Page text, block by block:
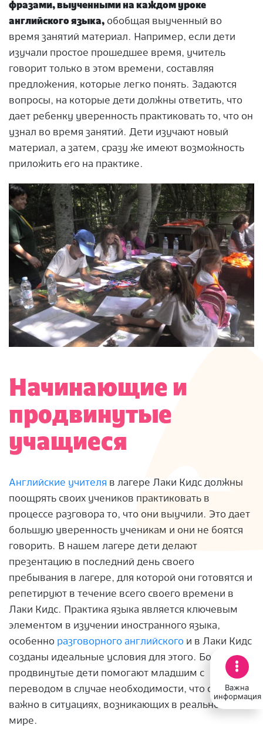
Важна
информация
фразами, выученными на каждом уроке
английского языка, обобщая выученный во
время занятий материал. Например, если дети
изучали простое прошедшее время, учитель
говорит только в этом времени, составляя
предложения, которые легко понять. Задаются
вопросы, на которые дети должны ответить, что
дает ребенку уверенность практиковать то, что он
узнал во время занятий. Дети изучают новый
материал, а затем, сразу же имеют возможность
приложить его на практике.
Начинающие и
продвинутые
учащиеся
Английские учителя в лагере Лаки Кидс должны
поощрять своих учеников практиковать в
процессе разговора то, что они выучили. Это дает
большую уверенность ученикам и они не боятся
говорить. В нашем лагере дети делают
презентацию в последний день своего
пребывания в лагере, для которой они готовятся и
репетируют в течение всего своего времени в
Лаки Кидс. Практика языка является ключевым
элементом в изучении иностранного языка,
особенно разговорного английского и в Лаки Кидс
созданы идеальные условия для этого. Более
продвинутые дети помогают младшим с
переводом в случае необходимости, что очень
важно в ситуациях, возникающих в реальном
мире.